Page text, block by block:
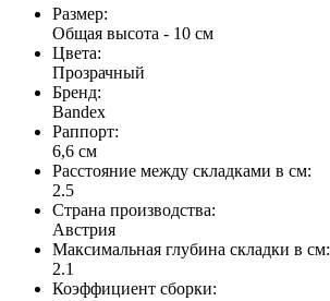
Размер:
Общая высота - 10 см
Цвета:
Прозрачный
Бренд:
Bandex
Раппорт:
6,6 см
Расстояние между складками в см:
2.5
Страна производства:
Австрия
Максимальная глубина складки в см:
2.1
Коэффициент сборки: